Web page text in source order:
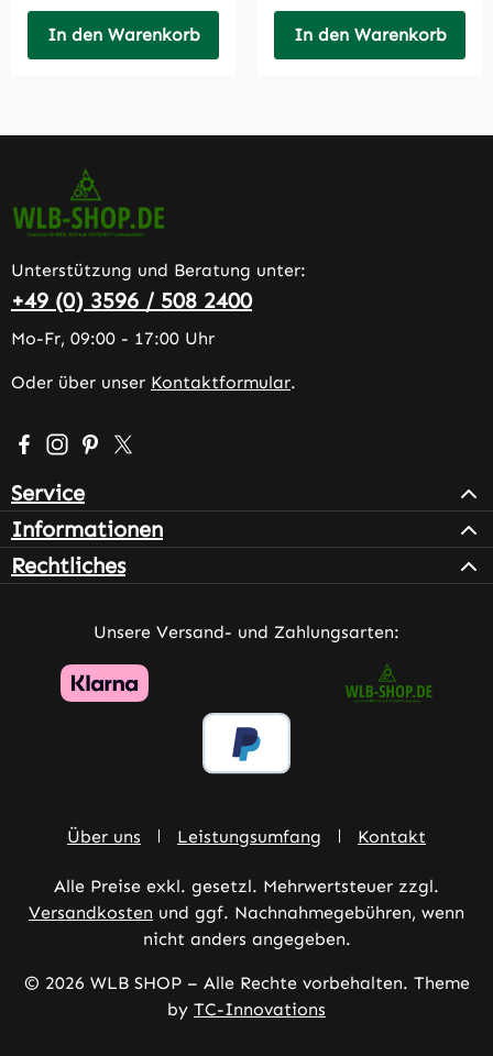
In den Warenkorb In den Warenkorb
Unterstützung und Beratung unter:
+49 (0) 3596 / 508 2400
Mo-Fr, 09:00 - 17:00 Uhr
Oder über unser Kontaktformular.
Besuche uns auf Facebook – öffnet in neuem Tab
Schau auf Instagram vorbei – öffnet in neuem Tab
Lass dich auf Pinterest inspirieren – öffnet in
Folge uns auf X – öffnet in neuem Tab
Service
Informationen
Rechtliches
Unsere Versand- und Zahlungsarten:
Über uns Leistungsumfang Kontakt
Alle Preise exkl. gesetzl. Mehrwertsteuer zzgl.
Versandkosten und ggf. Nachnahmegebühren, wenn
nicht anders angegeben.
© 2026 WLB SHOP – Alle Rechte vorbehalten. Theme
by TC-Innovations